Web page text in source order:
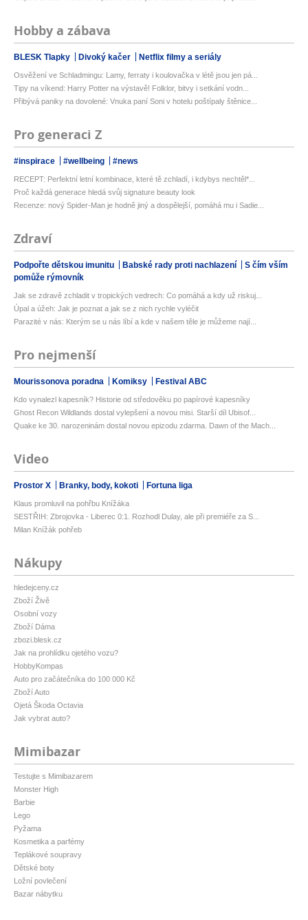
Hobby a zábava
BLESK Tlapky Divoký kačer Netflix filmy a seriály
Osvěžení ve Schladmingu: Lamy, ferraty i koulovačka v létě jsou jen pá...
Tipy na víkend: Harry Potter na výstavě! Folklor, bitvy i setkání vodn...
Přibývá paniky na dovolené: Vnuka paní Soni v hotelu poštípaly štěnice...
Pro generaci Z
#inspirace #wellbeing #news
RECEPT: Perfektní letní kombinace, které tě zchladí, i kdybys nechtěl*...
Proč každá generace hledá svůj signature beauty look
Recenze: nový Spider-Man je hodně jiný a dospělejší, pomáhá mu i Sadie...
Zdraví
Podpořte dětskou imunitu Babské rady proti nachlazení
S čím vším
pomůže rýmovník
Jak se zdravě zchladit v tropických vedrech: Co pomáhá a kdy už riskuj...
Úpal a úžeh: Jak je poznat a jak se z nich rychle vyléčit
Parazité v nás: Kterým se u nás líbí a kde v našem těle je můžeme nají...
Pro nejmenší
Mourissonova poradna Komiksy Festival ABC
Kdo vynalezl kapesník? Historie od středověku po papírové kapesníky
Ghost Recon Wildlands dostal vylepšení a novou misi. Starší díl Ubisof...
Quake ke 30. narozeninám dostal novou epizodu zdarma. Dawn of the Mach...
Video
Prostor X Branky, body, kokoti Fortuna liga
Klaus promluvil na pohřbu Knížáka
SESTŘIH: Zbrojovka - Liberec 0:1. Rozhodl Dulay, ale při premiéře za S...
Milan Knížák pohřeb
Nákupy
hledejceny.cz
Zboží Živě
Osobní vozy
Zboží Dáma
zbozi.blesk.cz
Jak na prohlídku ojetého vozu?
HobbyKompas
Auto pro začátečníka do 100 000 Kč
Zboží Auto
Ojetá Škoda Octavia
Jak vybrat auto?
Mimibazar
Testujte s Mimibazarem
Monster High
Barbie
Lego
Pyžama
Kosmetika a parfémy
Teplákové soupravy
Dětské boty
Ložní povlečení
Bazar nábytku